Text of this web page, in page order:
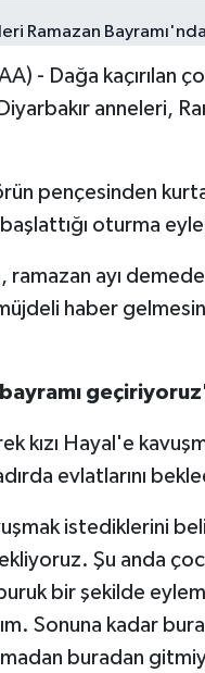
- Dağa kaçırılan
anneleri,
pençesinden
oturma
ramazan ayı
haber
bayramı
kızı Hayal'e
evlatlarını
istediklerini
Şu anda
bir şekilde
Sonuna kadar
buradan